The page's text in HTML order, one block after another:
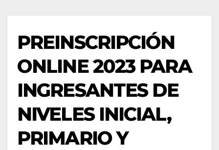
PREINSCRIPCIÓN
ONLINE 2023 PARA
INGRESANTES DE
NIVELES INICIAL,
PRIMARIO Y